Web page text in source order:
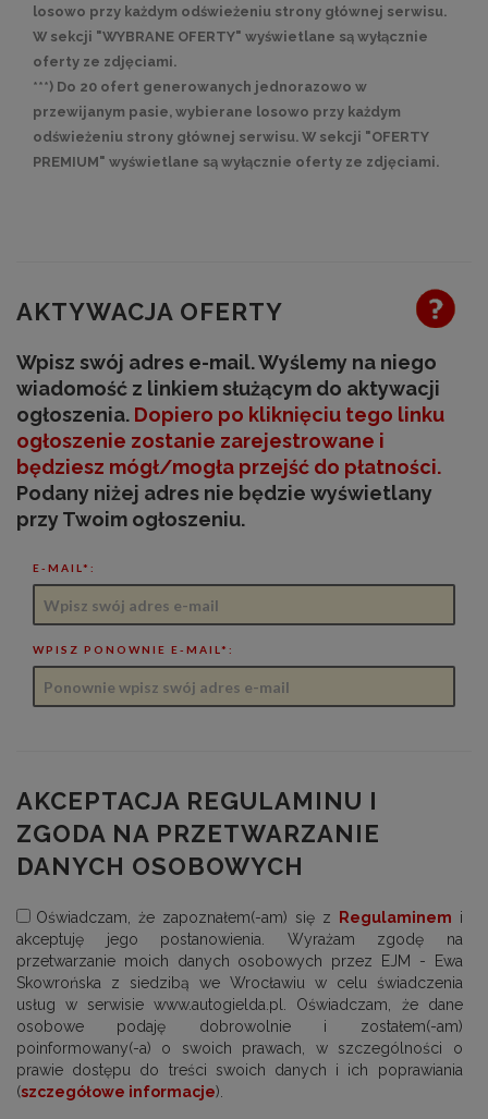
losowo przy każdym odświeżeniu strony głównej serwisu.
W sekcji "WYBRANE OFERTY" wyświetlane są wyłącznie
oferty ze zdjęciami.
***) Do 20 ofert generowanych jednorazowo w
przewijanym pasie, wybierane losowo przy każdym
odświeżeniu strony głównej serwisu. W sekcji "OFERTY
PREMIUM" wyświetlane są wyłącznie oferty ze zdjęciami.
AKTYWACJA OFERTY
Wpisz swój adres e-mail. Wyślemy na niego
wiadomość z linkiem służącym do aktywacji
ogłoszenia. Dopiero po kliknięciu tego linku
ogłoszenie zostanie zarejestrowane i
będziesz mógł/mogła przejść do płatności.
Podany niżej adres nie będzie wyświetlany
przy Twoim ogłoszeniu.
E-MAIL*:
WPISZ PONOWNIE E-MAIL*:
AKCEPTACJA REGULAMINU I
ZGODA NA PRZETWARZANIE
DANYCH OSOBOWYCH
Oświadczam, że zapoznałem(-am) się z Regulaminem i
akceptuję jego postanowienia. Wyrażam zgodę na
przetwarzanie moich danych osobowych przez EJM - Ewa
Skowrońska z siedzibą we Wrocławiu w celu świadczenia
usług w serwisie www.autogielda.pl. Oświadczam, że dane
osobowe podaję dobrowolnie i zostałem(-am)
poinformowany(-a) o swoich prawach, w szczególności o
prawie dostępu do treści swoich danych i ich poprawiania
(szczegółowe informacje).